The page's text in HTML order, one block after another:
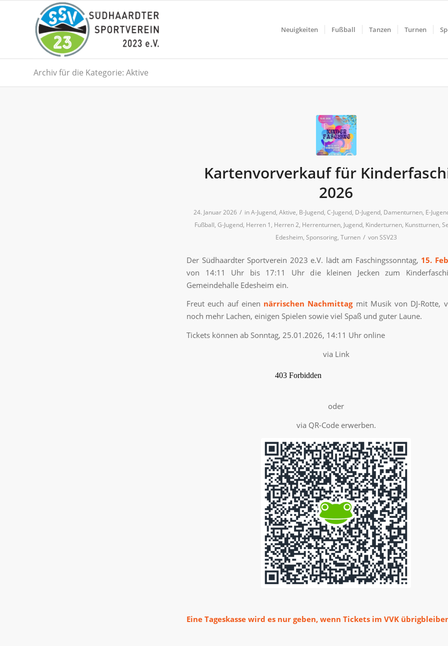
Neuigkeiten Fußball Tanzen Turnen
Archiv für die Kategorie: Aktive
Kartenvorverkauf für
2026
24. Januar 2026 / inA-Jugend, Aktive, B-Jugend, C-Jugend, D-Jugend, Damenturnen, E-
Fußball, G-Jugend, Herren 1 , Herren 2, Herrenturnen, Jugend, Kinderturnen, Kunstturnen,
Edesheim, Sponsoring, Turnen / vonSSV23
Der Südhaardter Sportverein 2023 e.V. lädt am Faschingssonntag, 15.
von 14:11 Uhr bis 17:11 Uhr die kleinen Jecken zum
Gemeindehalle Edesheim ein.
Freut euch auf einen närrischen Nachmittagmit Musik von DJ-Rotte,
noch mehr Lachen, einigen Spielen sowie viel Spaß und guter Laune.
Tickets können ab Sonntag, 25.01.2026, 14:11 Uhr online
via Link
oder
via QR-Code erwerben.
Eine Tageskasse wird es nur geben, wenn Tickets im VVK